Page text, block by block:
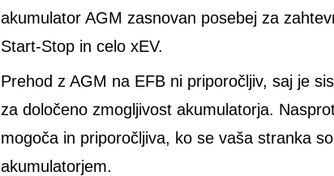
akumulator AGM zasnovan posebej za
Start-Stop in celo xEV.
Prehod z AGM na EFB ni priporočljiv, saj je
za določeno zmogljivost akumulatorja.
mogoča in priporočljiva, ko se vaša stranka
akumulatorjem.